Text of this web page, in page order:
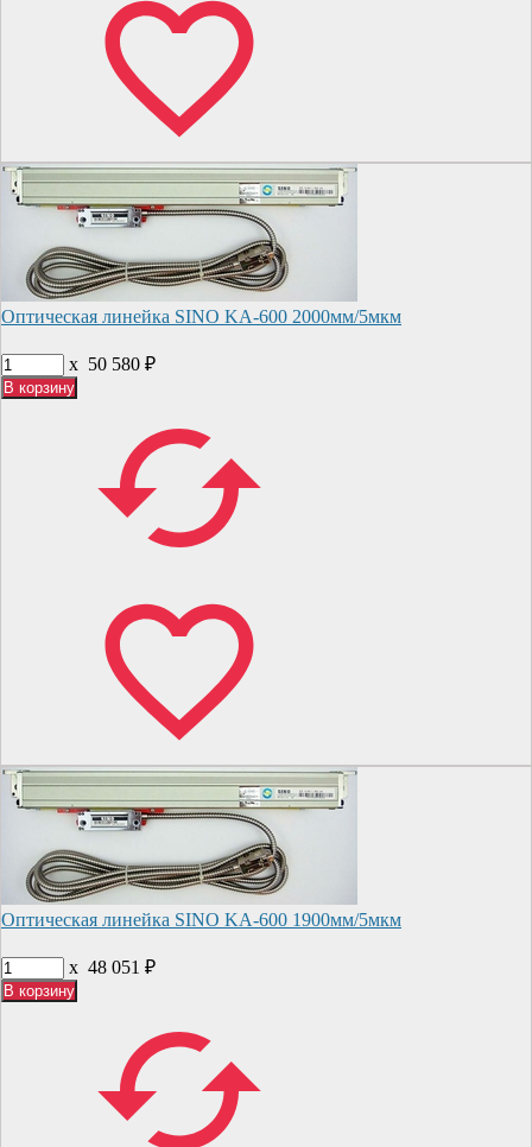
Оптическая линейка SINO KA-600 2000мм/5мкм
x 50 580 ₽
Оптическая линейка SINO KA-600 1900мм/5мкм
x 48 051 ₽